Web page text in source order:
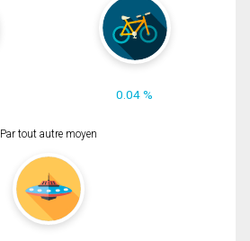
0.04 %
Par tout autre moyen